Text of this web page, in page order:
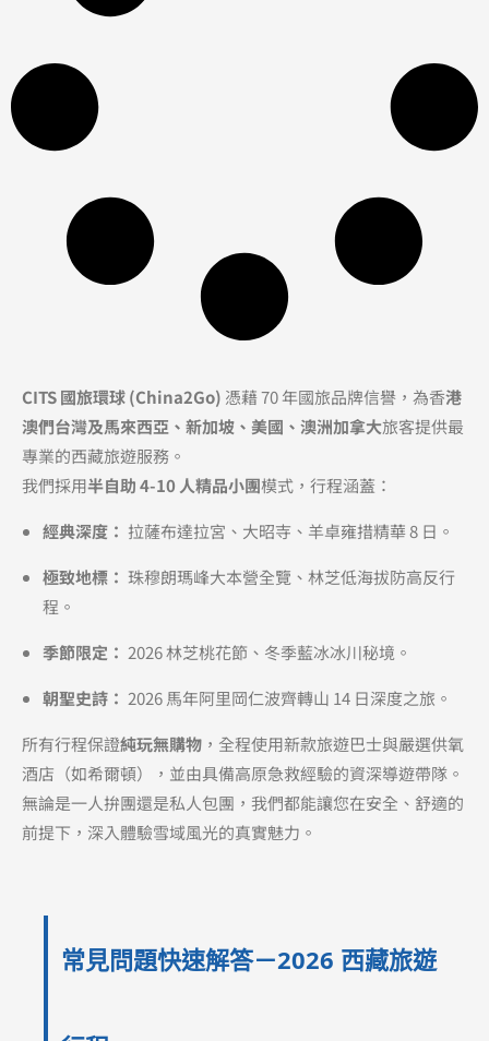
CITS 國旅環球 (China2Go) 憑藉 70 年國旅品牌信譽，為香港
澳們台灣及馬來西亞、新加坡、美國、澳洲加拿大旅客提供最
專業的西藏旅遊服務。
我們採用半自助 4-10 人精品小團模式，行程涵蓋：
經典深度： 拉薩布達拉宮、大昭寺、羊卓雍措精華 8 日。
極致地標： 珠穆朗瑪峰大本營全覽、林芝低海拔防高反行
程。
季節限定： 2026 林芝桃花節、冬季藍冰冰川秘境。
朝聖史詩： 2026 馬年阿里岡仁波齊轉山 14 日深度之旅。
所有行程保證純玩無購物 ，全程使用新款旅遊巴士與嚴選供氧
酒店（如希爾頓），並由具備高原急救經驗的資深導遊帶隊。
無論是一人拚團還是私人包團，我們都能讓您在安全、舒適的
前提下，深入體驗雪域風光的真實魅力。
常見問題快速解答－2026 西藏旅遊